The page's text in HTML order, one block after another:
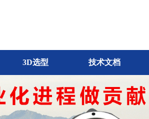
3D选型 技术文档